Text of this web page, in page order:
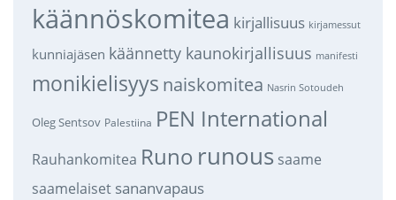
käännöskomitea kirjallisuus kirjamessut
kunniajäsen käännetty kaunokirjallisuus manifesti
monikielisyys naiskomitea Nasrin Sotoudeh
Oleg Sentsov Palestiina PEN International
Rauhankomitea Runo runous saame
saamelaiset sananvapaus